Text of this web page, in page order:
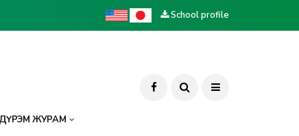
School profile
ДҮРЭМ ЖУРАМ